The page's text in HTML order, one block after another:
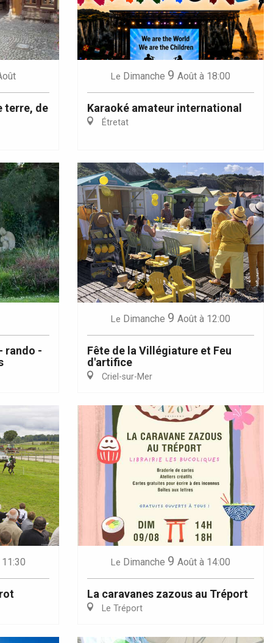
terre, de
Le Dimanche 9 Août à 18:00
Karaoké amateur international
Étretat
rando -
Le Dimanche 9 Août à 12:00
Fête de la Villégiature et Feu
d'artifice
Criel-sur-Mer
11:30 Le Dimanche 9 Août à 14:00
La caravanes zazous au Tréport
Le Tréport